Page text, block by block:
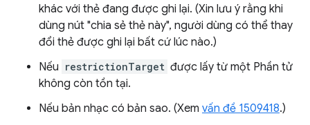
khác với thẻ đang được ghi lại. (Xin lưu ý rằng khi
dùng nút "chia sẻ thẻ này", người dùng có thể thay
đổi thẻ được ghi lại bất cứ lúc nào.)
Nếu restrictionTarget được lấy từ một Phần tử
không còn tồn tại.
Nếu bản nhạc có bản sao. (Xem vấn đề 1509418.)